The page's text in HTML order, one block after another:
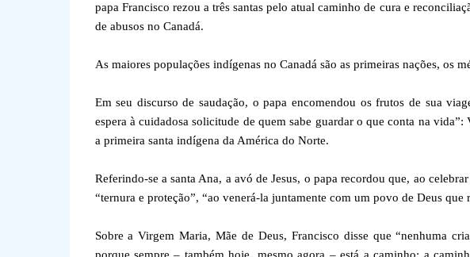
papa Francisco rezou a três santas pelo atual caminho de cura e
de abusos no Canadá.
As maiores populações indígenas no Canadá são as primeiras nações, os
Em seu discurso de saudação, o papa encomendou os frutos de sua
espera à cuidadosa solicitude de quem sabe guardar o que conta na
a primeira santa indígena da América do Norte.
Referindo-se a santa Ana, a avó de Jesus, o papa recordou que, ao
“ternura e proteção”, “ao venerá-la juntamente com um povo de Deus que
Sobre a Virgem Maria, Mãe de Deus, Francisco disse que “nenhuma